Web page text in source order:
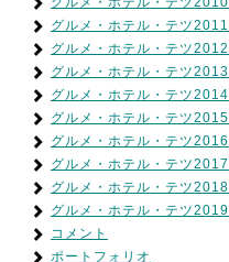
グルメ・ホテル・テツ2011
グルメ・ホテル・テツ2012
グルメ・ホテル・テツ2013
グルメ・ホテル・テツ2014
グルメ・ホテル・テツ2015
グルメ・ホテル・テツ2016
グルメ・ホテル・テツ2017
グルメ・ホテル・テツ2018
グルメ・ホテル・テツ2019
コメント
ポートフォリオ